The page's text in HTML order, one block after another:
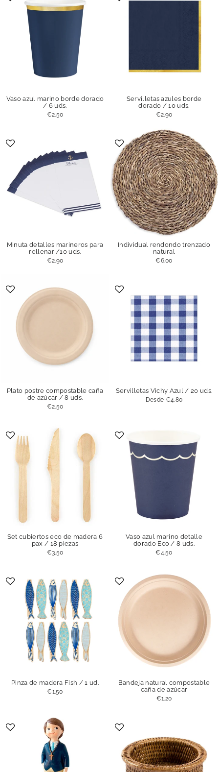
Vaso azul marino borde dorado
/ 6 uds.
€2.50
Servilletas azules borde
dorado / 10 uds.
€2.90
Minuta detalles marineros para
rellenar /10 uds.
€2.90
Individual rendondo trenzado
natural
€6.00
Plato postre compostable caña
de azúcar / 8 uds.
€2.50
Servilletas Vichy Azul / 20 uds.
Desde €4.80
Set cubiertos eco de madera 6
pax / 18 piezas
€3.50
Vaso azul marino detalle
dorado Eco / 8 uds.
€4.50
Pinza de madera Fish / 1 ud.
€1.50
Bandeja natural compostable
caña de azúcar
€1.20